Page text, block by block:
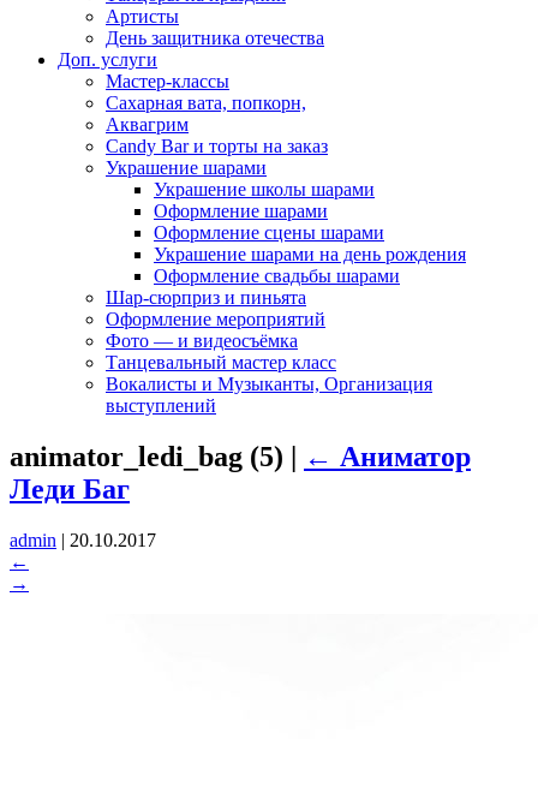
Артисты
День защитника отечества
Доп. услуги
Мастер-классы
Сахарная вата, попкорн,
Аквагрим
Candy Bar и торты на заказ
Украшение шарами
Украшение школы шарами
Оформление шарами
Оформление сцены шарами
Украшение шарами на день рождения
Оформление свадьбы шарами
Шар-сюрприз и пиньята
Оформление мероприятий
Фото — и видеосъёмка
Танцевальный мастер класс
Вокалисты и Музыканты, Организация
выступлений
animator_ledi_bag (5) | ← Аниматор
Леди Баг
admin | 20.10.2017
←
→